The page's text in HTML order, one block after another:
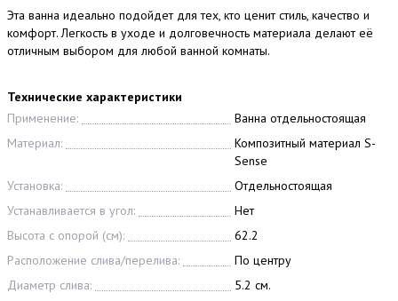
Эта ванна идеально подойдет для тех, кто ценит стиль, качество и
комфорт. Легкость в уходе и долговечность материала делают её
отличным выбором для любой ванной комнаты.
Технические характеристики
Применение:
Ванна отдельностоящая
Материал:
Композитный материал S-
Sense
Установка:
Отдельностоящая
Устанавливается в угол:
Нет
Высота с опорой (см):
62.2
Расположение слива/перелива:
По центру
Диаметр слива:
5.2 см.